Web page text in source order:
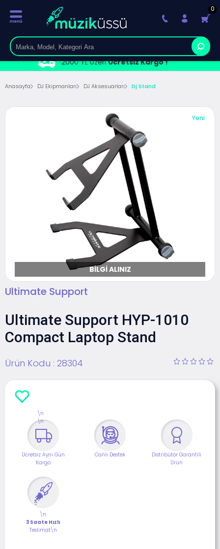
2000 TL ÜzeriÜcretsiz Kargo !
0
Anasayfa DJ Ekipmanları DJ Aksesuarları Dj Stand
Yeni
BILGI ALINIZ
Ultimate Support
Ultimate Support HYP-1010
Compact Laptop Stand
Ürün Kodu : 28304
Ücretsiz Aynı Gün
Kargo
Canlı Destek
Distribütör Garantili
Ürün
\n
3 Saate Hızlı
Teslimat\n
\n
\n